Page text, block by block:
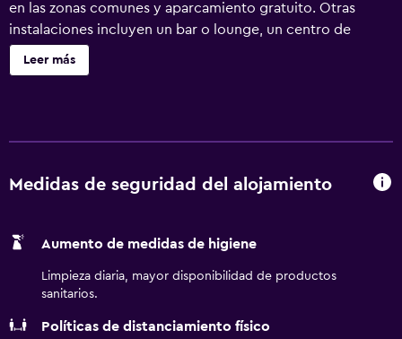
en las zonas comunes y aparcamiento gratuito. Otras
instalaciones incluyen un bar o lounge, un centro de
negocios y una zona para conferencias. Hilton Garden Inn
Freeport Downtown ofrece 99 alojamientos con caja
microondas y cafetera y tetera. Los baños están
Internet por cable y wifi gratis. Los servicios para las
ofrecen llamadas locales gratuitas (pueden existir
días. Los servicios de ocio y esparcimiento en este hotel
Leer más
Medidas de seguridad del alojamiento
Aumento de medidas de higiene
Limpieza diaria, mayor disponibilidad de productos
sanitarios.
Políticas de distanciamiento físico